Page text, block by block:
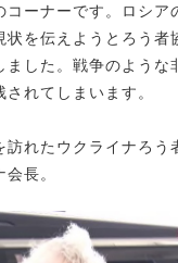
ーナーです。ロシア
状を伝えようとろう者
ました。戦争のような
れてしまいます。
訪れたウクライナろう
長。